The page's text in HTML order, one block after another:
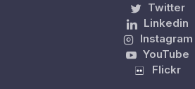
Twitter
Linkedin
Instagram
YouTube
Flickr